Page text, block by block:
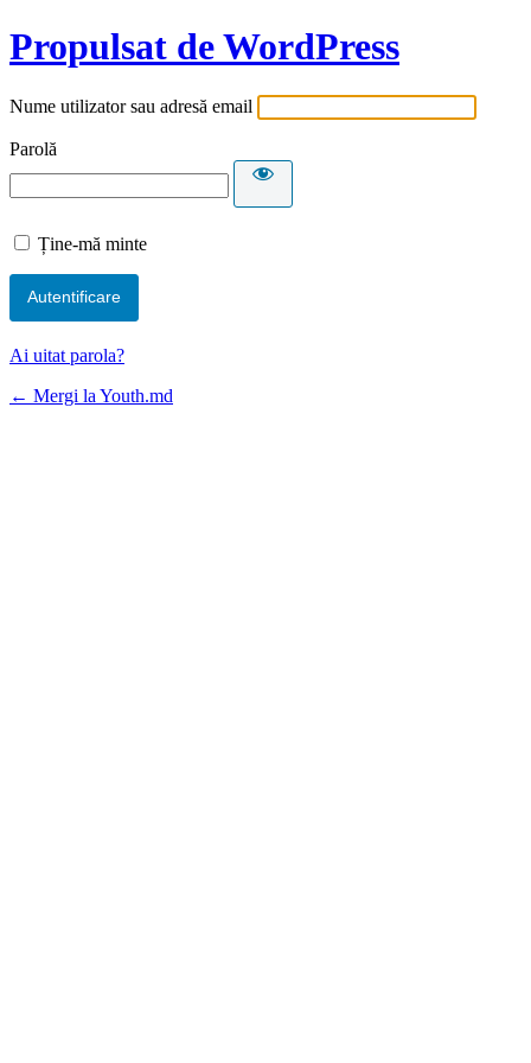
Propulsat de WordPress
Nume utilizator sau adresă email
Parolă
Ține-mă minte
Ai uitat parola?
← Mergi la Youth.md